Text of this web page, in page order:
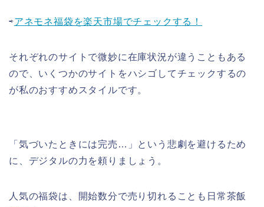
⇨アネモネ福袋を楽天市場でチェックする！
それぞれのサイトで微妙に在庫状況が違うこともある
ので、いくつかのサイトをハシゴしてチェックするの
が私のおすすめスタイルです。
「気づいたときには完売…」という悲劇を避けるため
に、デジタルの力を頼りましょう。
人気の福袋は、開始数分で売り切れることも日常茶飯